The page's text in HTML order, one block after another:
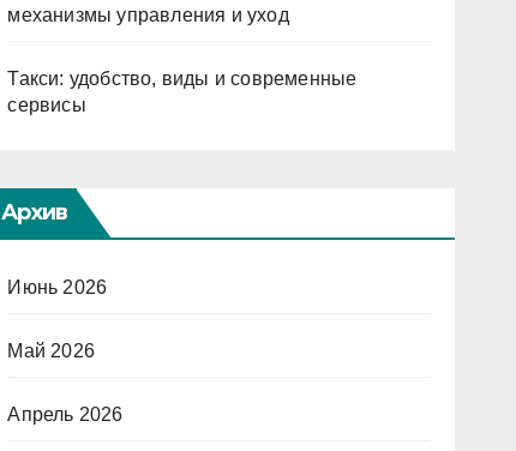
механизмы управления и уход
Такси: удобство, виды и современные
сервисы
Архив
Июнь 2026
Май 2026
Апрель 2026